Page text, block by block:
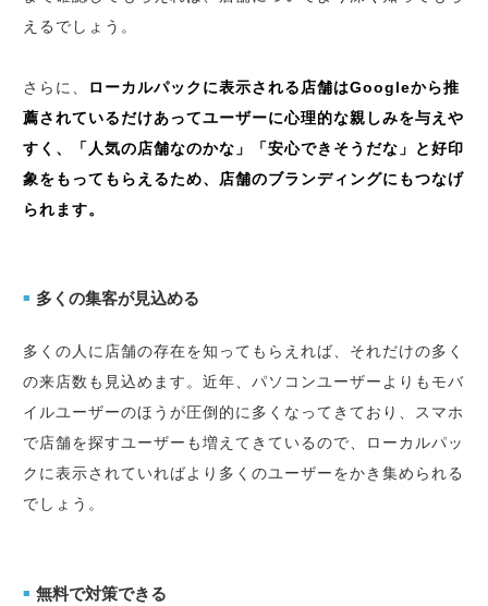
えるでしょう。
さらに、 ローカルパックに表示される店舗はGoogleから推
薦されているだけあってユーザーに心理的な親しみを与えや
すく、「人気の店舗なのかな」「安心できそうだな」と好印
象をもってもらえるため、店舗のブランディングにもつなげ
られます。
■ 多くの集客が見込める
多くの人に店舗の存在を知ってもらえれば、それだけの多く
の来店数も見込めます。近年、パソコンユーザーよりもモバ
イルユーザーのほうが圧倒的に多くなってきており、スマホ
で店舗を探すユーザーも増えてきているので、ローカルパッ
クに表示されていればより多くのユーザーをかき集められる
でしょう。
■ 無料で対策できる